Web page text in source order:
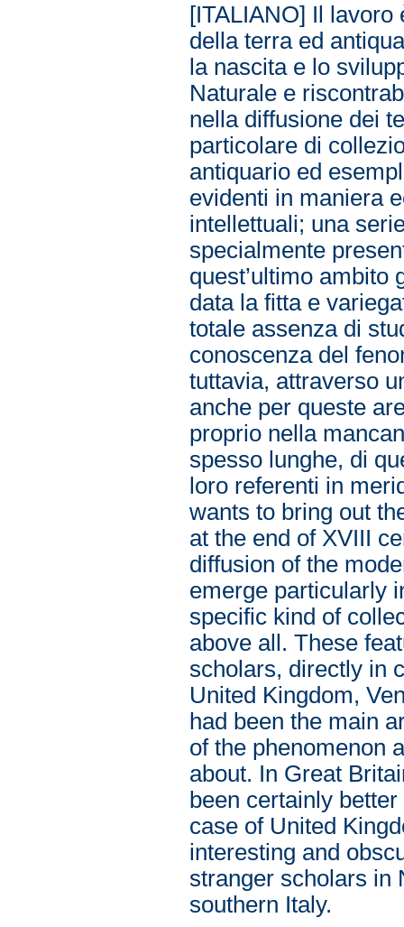
[ITALIANO] Il lavoro
della terra ed
la nascita e lo
Naturale e
nella diffusione dei
particolare di
antiquario ed
evidenti in maniera
intellettuali; una
specialmente
quest’ultimo ambito
data la fitta e
totale assenza di
conoscenza del
tuttavia, attraverso
anche per queste
proprio nella
spesso lunghe, di
loro referenti in
wants to bring out
at the end of XVIII
diffusion of the
emerge particularly
specific kind of
above all. These
scholars, directly in
United Kingdom,
had been the main
of the phenomenon
about. In Great
been certainly
case of United
interesting and
stranger scholars in
southern Italy.